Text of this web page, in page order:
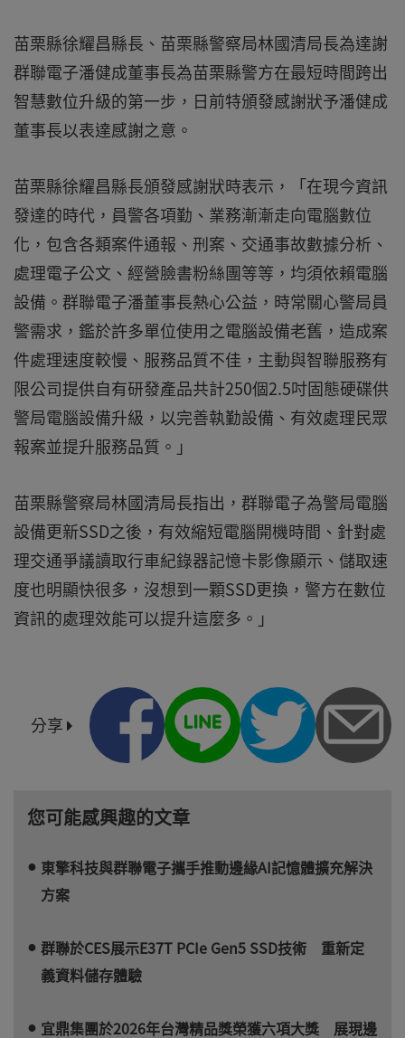
苗栗縣徐耀昌縣長、苗栗縣警察局林國清局長為達謝
群聯電子潘健成董事長為苗栗縣警方在最短時間跨出
智慧數位升級的第一步，日前特頒發感謝狀予潘健成
董事長以表達感謝之意。
苗栗縣徐耀昌縣長頒發感謝狀時表示，「在現今資訊
發達的時代，員警各項勤、業務漸漸走向電腦數位
化，包含各類案件通報、刑案、交通事故數據分析、
處理電子公文、經營臉書粉絲團等等，均須依賴電腦
設備。群聯電子潘董事長熱心公益，時常關心警局員
警需求，鑑於許多單位使用之電腦設備老舊，造成案
件處理速度較慢、服務品質不佳，主動與智聯服務有
限公司提供自有研發產品共計250個2.5吋固態硬碟供
警局電腦設備升級，以完善執勤設備、有效處理民眾
報案並提升服務品質。」
苗栗縣警察局林國清局長指出，群聯電子為警局電腦
設備更新SSD之後，有效縮短電腦開機時間、針對處
理交通爭議讀取行車紀錄器記憶卡影像顯示、儲取速
度也明顯快很多，沒想到一顆SSD更換，警方在數位
資訊的處理效能可以提升這麼多。」
分享
您可能感興趣的文章
東擎科技與群聯電子攜手推動邊緣AI記憶體擴充解決
方案
群聯於CES展示E37T PCIe Gen5 SSD技術 重新定
義資料儲存體驗
宜鼎集團於2026年台灣精品獎榮獲六項大獎 展現邊